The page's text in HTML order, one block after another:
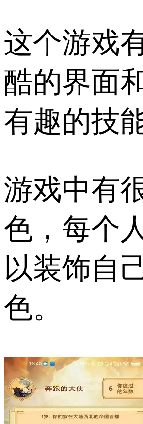
这个游戏
酷的界面
有趣的技能
游戏中有
色，每个
以装饰自
色。